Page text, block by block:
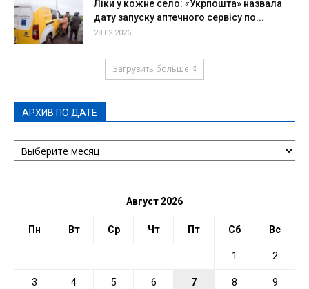
Ліки у кожне село: «Укрпошта» назвала
дату запуску аптечного сервісу по...
28.02.2026
Загрузить больше
АРХИВ ПО ДАТЕ
АРХИВ
ПО
Август 2026
Пн Вт Ср Чт Пт Сб Вс
1 2
3 4 5 6 7 8 9